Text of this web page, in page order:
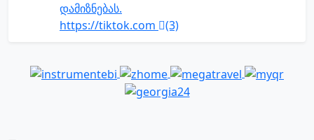
დამიზნებას.
https://tiktok.com
(3)